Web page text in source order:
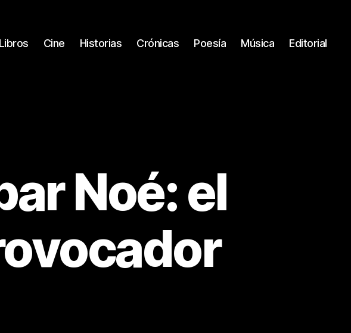
Libros Cine Historias Crónicas Poesía Música Editorial
Noé: el